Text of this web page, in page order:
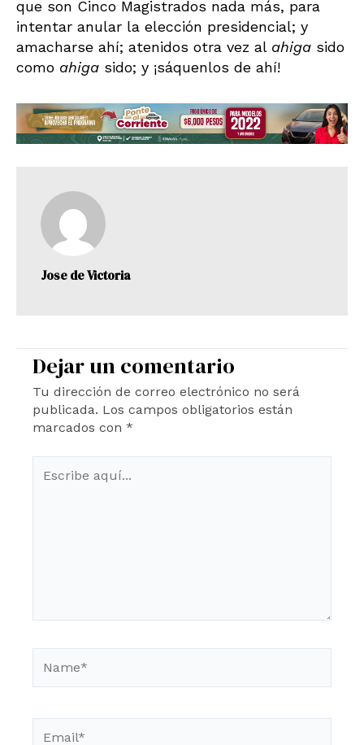
que son Cinco Magistrados nada más, para
intentar anular la elección presidencial; y
amacharse ahí; atenidos otra vez al ahiga sido
como ahiga sido; y ¡sáquenlos de ahí!
Jose de Victoria
Dejar un comentario
Tu dirección de correo electrónico no será
publicada. Los campos obligatorios están
marcados con *
aquí...